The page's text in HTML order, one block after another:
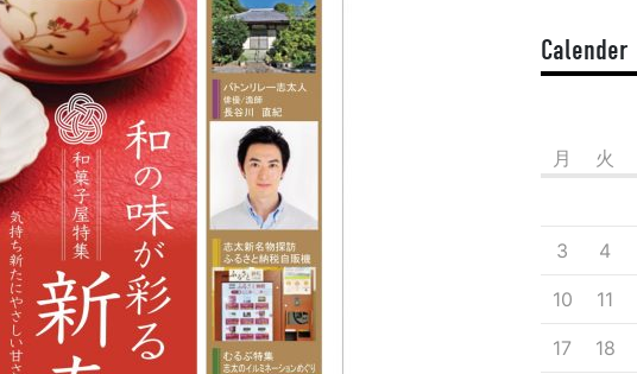
Calender
月
火
3 4
10 11
17 18